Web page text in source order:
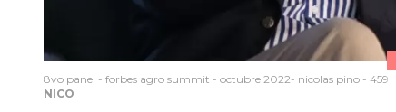
8vo panel - forbes agro summit - octubre 2022- nicolas pino - 459
NICO